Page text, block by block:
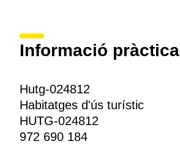
Informació pràctica
Hutg-024812
Habitatges d'ús turístic
HUTG-024812
972 690 184